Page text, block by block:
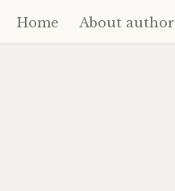
Skip
to
Home About author